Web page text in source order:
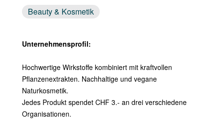
Beauty & Kosmetik
Unternehmensprofil:
Hochwertige Wirkstoffe kombiniert mit kraftvollen
Pflanzenextrakten. Nachhaltige und vegane
Naturkosmetik.
Jedes Produkt spendet CHF 3.- an drei verschiedene
Organisationen.